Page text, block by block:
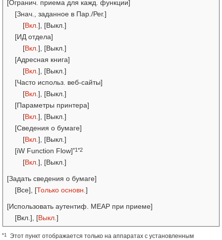
[Огранич. приема для кажд. функции]
[Знач., заданное в Пар./Рег.]
[Вкл. ], [Выкл.]
[ИД отдела]
[Вкл. ], [Выкл.]
[Адресная книга]
[Вкл. ], [Выкл.]
[Часто использ. веб-сайты]
[Вкл. ], [Выкл.]
[Параметры принтера]
[Вкл. ], [Выкл.]
[Сведения о бумаге]
[Вкл. ], [Выкл.]
[iW Function Flow]*1*2
[Вкл. ], [Выкл.]
[Задать сведения о бумаге]
[Все], [Только основн. ]
[Использовать аутентиф. MEAP при приеме]
[Вкл.], [Выкл. ]
*1
Этот пункт отображается только на аппаратах с установленным